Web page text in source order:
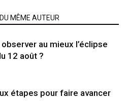
DU MÊME AUTEUR
observer au mieux l’éclipse
12 août ?
étapes pour faire avancer